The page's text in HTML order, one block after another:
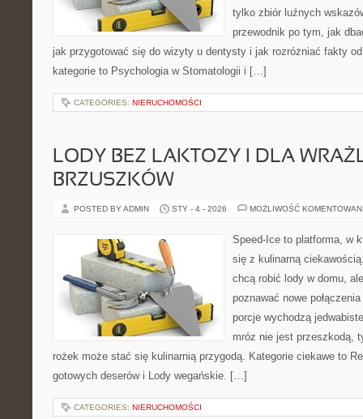
tylko zbiór luźnych
przewodnik po tym, jak
jak przygotować się do wizyty u dentysty i jak rozróżniać fakty od
kategorie to Psychologia w Stomatologii i […]
CATEGORIES: NIERUCHOMOŚCI
LODY BEZ LAKTOZY I DLA
BRZUSZKÓW
POSTED BY ADMIN STY - 4 - 2026 MOŻLIWOŚĆ
Speed-Ice to platforma, w
się z kulinarną
chcą robić lody w domu,
poznawać nowe
porcje wychodzą
mróz nie jest przeszkodą,
rożek może stać się kulinarnią przygodą. Kategorie ciekawe to
gotowych deserów i Lody wegańskie. […]
CATEGORIES: NIERUCHOMOŚCI